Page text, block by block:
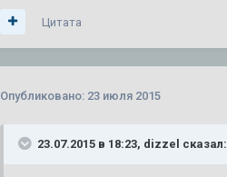
Цитата
Опубликовано: 23 июля 2015
23.07.2015 в 18:23, dizzel сказал: